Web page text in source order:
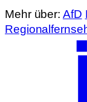
Mehr über: AfD